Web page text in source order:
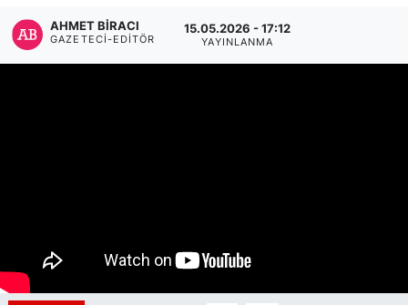
AHMET BIRACI
GAZETECI-EDITÖR
15.05.2026 - 17:12
YAYINLANMA
SAĞLIK
Haber Arşivi